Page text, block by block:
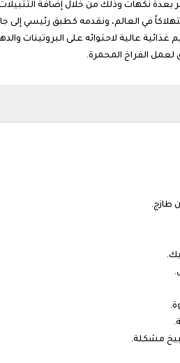
نكهات وذلك من خلال إضافة
في العالم، ونقدمه كطبق رئيسي إلى
عالية لاحتوائه على البروتينات
الفراخ المحمرة.
طازج.
مشكلة.